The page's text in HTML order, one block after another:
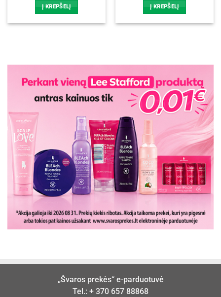
Į KREPŠELĮ Į KREPŠELĮ
„Švaros prekės“ e-parduotuvė
Tel.: + 370 657 88868